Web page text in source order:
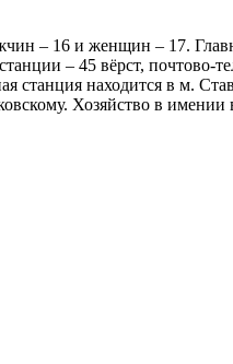
– 16 и женщин – 17.
– 45 вёрст, почтово-
станция находится в м.
Хозяйство в имении